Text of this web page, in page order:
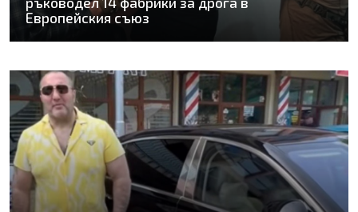
Европейския съюз